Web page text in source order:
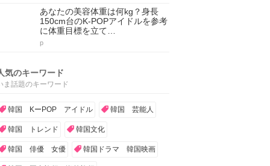
あなたの美容体重は何kg？身長
150cm台のK-POPアイドルを参考
に体重目標を立て…
p
気のキーワード
ま話題のキーワード
韓国 KーPOP アイドル 韓国 芸能人
韓国 トレンド 韓国文化
韓国 俳優 女優 韓国ドラマ 韓国映画